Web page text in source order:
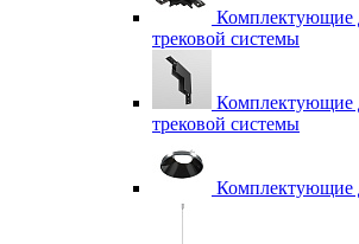
Комплектующие
трековой системы
Комплектующие
трековой системы
Комплектующие